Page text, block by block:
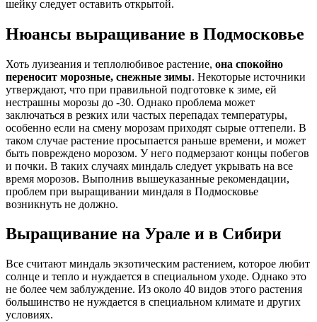
шейку следует оставить открытой.
Нюансы выращивание в Подмосковье
Хоть луизеания и теплолюбивое растение, она спокойно
переносит морозные, снежные зимы. Некоторые источники
утверждают, что при правильной подготовке к зиме, ей
нестрашны морозы до -30. Однако проблема может
заключаться в резких или частых перепадах температуры,
особенно если на смену морозам приходят сырые оттепели. В
таком случае растение просыпается раньше времени, и может
быть повреждено морозом. У него подмерзают концы побегов
и почки. В таких случаях миндаль следует укрывать на все
время морозов. Выполнив вышеуказанные рекомендации,
проблем при выращивании миндаля в Подмосковье
возникнуть не должно.
Выращивание на Урале и в Сибири
Все считают миндаль экзотическим растением, которое любит
солнце и тепло и нуждается в специальном уходе. Однако это
не более чем заблуждение. Из около 40 видов этого растения
большинство не нуждается в специальном климате и других
условиях.